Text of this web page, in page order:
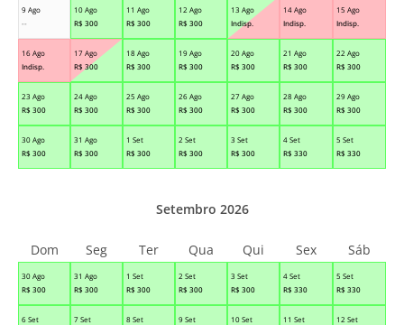
9 Ago
--
10 Ago
R$ 300
11 Ago
R$ 300
12 Ago
R$ 300
13 Ago
Indisp.
14 Ago
Indisp.
15 Ago
Indisp.
16 Ago
Indisp.
17 Ago
R$ 300
18 Ago
R$ 300
19 Ago
R$ 300
20 Ago
R$ 300
21 Ago
R$ 300
22 Ago
R$ 300
23 Ago
R$ 300
24 Ago
R$ 300
25 Ago
R$ 300
26 Ago
R$ 300
27 Ago
R$ 300
28 Ago
R$ 300
29 Ago
R$ 300
30 Ago
R$ 300
31 Ago
R$ 300
1 Set
R$ 300
2 Set
R$ 300
3 Set
R$ 300
4 Set
R$ 330
5 Set
R$ 330
30 Ago
R$ 300
31 Ago
R$ 300
1 Set
R$ 300
2 Set
R$ 300
3 Set
R$ 300
4 Set
R$ 330
5 Set
R$ 330
6 Set
7 Set
8 Set
9 Set
10 Set
11 Set
12 Set
Setembro 2026
Dom Seg Ter Qua Qui Sex Sáb